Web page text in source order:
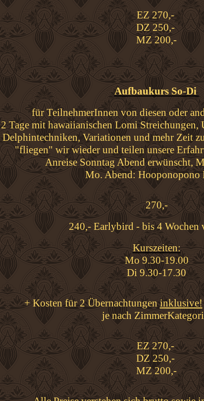
EZ 270,-
DZ 250,-
MZ 200,-
Aufbaukurs So-Di
für TeilnehmerInnen von diesen oder
2 Tage mit hawaiianischen Lomi Streichungen,
Delphintechniken, Variationen und mehr Zeit
"fliegen" wir wieder und teilen unsere
Anreise Sonntag Abend erwünscht,
Mo. Abend: Hooponopono
270,-
240,- Earlybird - bis 4 Wochen
Kurszeiten:
Mo 9.30-19.00
Di 9.30-17.30
+ Kosten für 2 Übernachtungeninklusive!
je nach
EZ 270,-
DZ 250,-
MZ 200,-